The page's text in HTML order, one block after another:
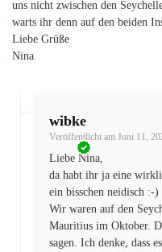
uns nicht zwischen den
warts ihr denn auf den beiden
Liebe Grüße
Nina
wibke
Veröffentlicht am Juni 11,
Liebe Nina,
da habt ihr ja eine
ein bisschen neidisch :-)
Wir waren auf den
Mauritius im Oktober.
sagen. Ich denke, dass